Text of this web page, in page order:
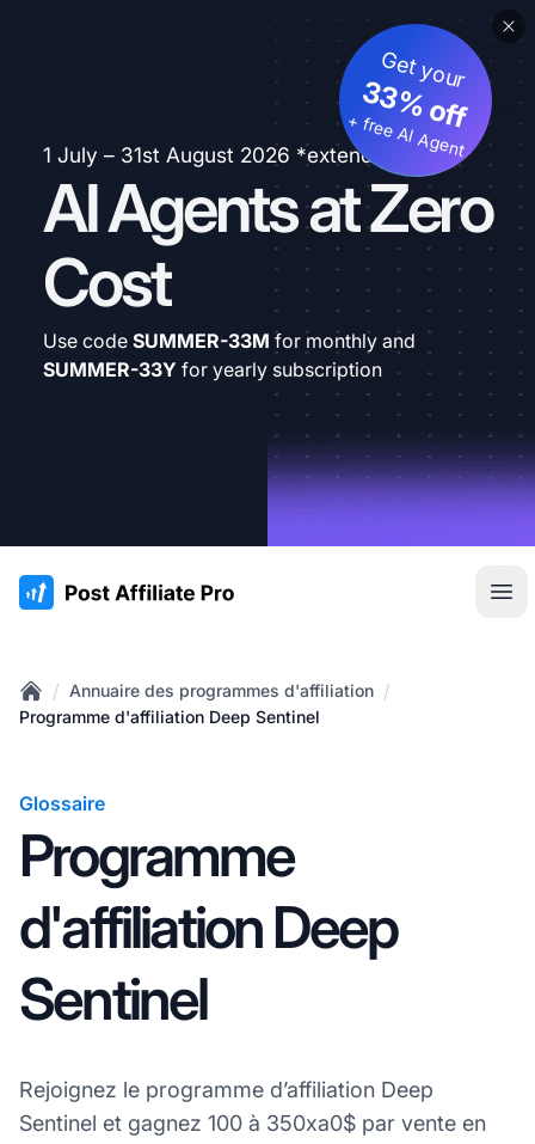
1 July – 31st August 2026 *extended
AI Agents at Zero
Cost
Get your
33% off
+ free AI Agent
Use code SUMMER-33M for monthly and
SUMMER-33Y for yearly subscription
:site.title
Home
/ Annuaire des programmes d'affiliation /
Programme d'affiliation Deep Sentinel
Glossaire
Programme
d'affiliation Deep
Sentinel
Rejoignez le programme d’affiliation Deep
Sentinel et gagnez 100 à 350xa0$ par vente en